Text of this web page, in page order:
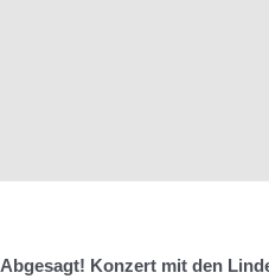
Abgesagt! Konzert mit den